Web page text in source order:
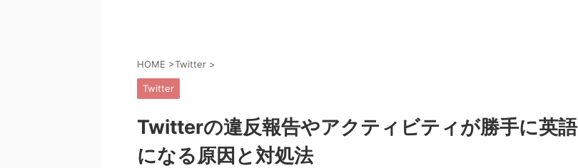
HOME >Twitter >
Twitter
Twitterの違反報告やアクティビティが勝手に英語
になる原因と対処法